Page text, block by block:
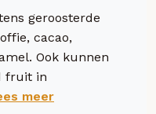
geroosterde
cacao,
Ook kunnen
fruit in
meer